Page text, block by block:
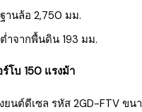
านล้อ 2,750 มม.
ำจากพื้นดิน 193 มม.
ร์โบ 150 แรงม้า
ยนต์ดีเซล รหัส 2GD-FTV ขน